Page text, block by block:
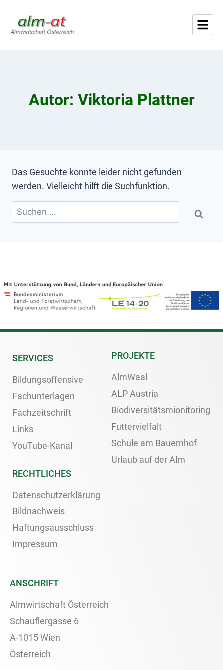
Autor: Viktoria Plattner
Das Gesuchte konnte leider nicht gefunden
werden. Vielleicht hilft die Suchfunktion.
SERVICES
Bildungsoffensive
Fachunterlagen
Fachzeitschrift
Links
YouTube-Kanal
PROJEKTE
AlmWaal
ALP Austria
Biodiversitätsmionitoring
Futtervielfalt
Schule am Bauernhof
Urlaub auf der Alm
RECHTLICHES
Datenschutzerklärung
Bildnachweis
Haftungsausschluss
Impressum
ANSCHRIFT
Almwirtschaft Österreich
Schauflergasse 6
A-1015 Wien
Österreich